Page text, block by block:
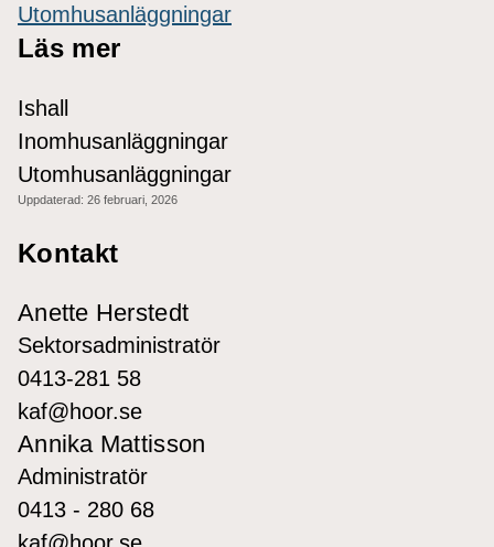
Utomhusanläggningar
Läs mer
Ishall
Inomhusanläggningar
Utomhusanläggningar
Uppdaterad: 26 februari, 2026
Kontakt
Anette Herstedt
Sektorsadministratör
0413-281 58
kaf@hoor.se
Annika Mattisson
Administratör
0413 - 280 68